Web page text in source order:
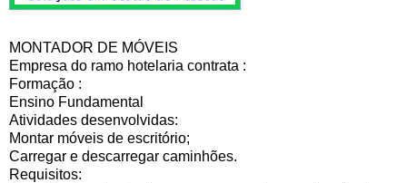
MONTADOR DE MÓVEIS
Empresa do ramo hotelaria contrata :
Formação :
Ensino Fundamental
Atividades desenvolvidas:
Montar móveis de escritório;
Carregar e descarregar caminhões.
Requisitos: